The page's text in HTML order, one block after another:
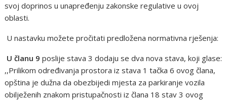
svoj doprinos u unapređenju zakonske regulative u ovoj
oblasti.
U nastavku možete pročitati predložena normativna rješenja:
U članu 9 poslije stava 3 dodaju se dva nova stava, koji glase:
,,Prilikom određivanja prostora iz stava 1 tačka 6 ovog člana,
opština je dužna da obezbijedi mjesta za parkiranje vozila
obilježenih znakom pristupačnosti iz člana 18 stav 3 ovog